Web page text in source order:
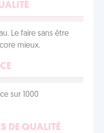
Le faire sans être
mieux.
sur 1000
DE QUALITÉ